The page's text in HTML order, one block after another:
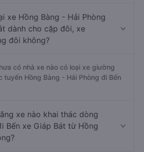
xe Hồng Bàng - Hải Phòng
dành cho cặp đôi, xe
đôi không?
có nhà xe nào có loại xe giường
tuyến Hồng Bàng - Hải Phòng đi Bến
xe nào khai thác dòng
Bến xe Giáp Bát từ Hồng